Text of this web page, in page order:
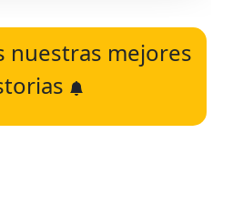
nuestras mejores